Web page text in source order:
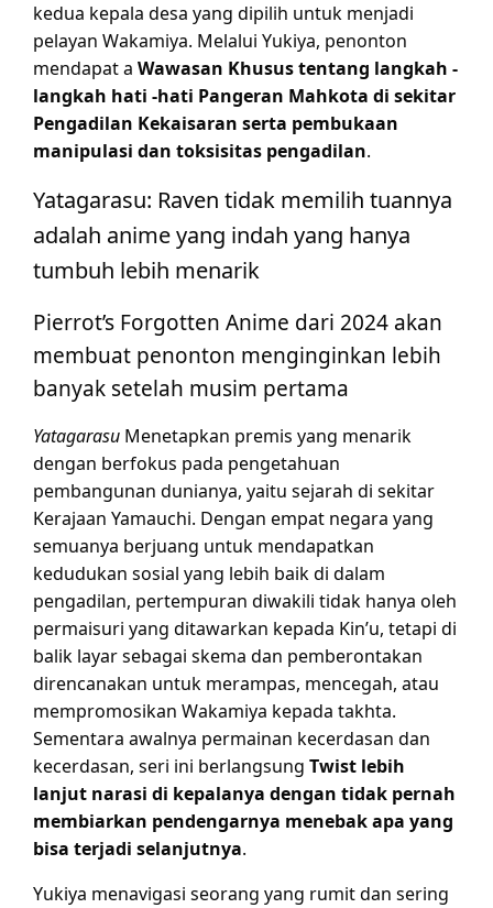
kedua kepala desa yang dipilih untuk menjadi
pelayan Wakamiya. Melalui Yukiya, penonton
mendapat a Wawasan Khusus tentang langkah -
langkah hati -hati Pangeran Mahkota di sekitar
Pengadilan Kekaisaran serta pembukaan
manipulasi dan toksisitas pengadilan.
Yatagarasu: Raven tidak memilih tuannya
adalah anime yang indah yang hanya
tumbuh lebih menarik
Pierrot’s Forgotten Anime dari 2024 akan
membuat penonton menginginkan lebih
banyak setelah musim pertama
Yatagarasu Menetapkan premis yang menarik
dengan berfokus pada pengetahuan
pembangunan dunianya, yaitu sejarah di sekitar
Kerajaan Yamauchi. Dengan empat negara yang
semuanya berjuang untuk mendapatkan
kedudukan sosial yang lebih baik di dalam
pengadilan, pertempuran diwakili tidak hanya oleh
permaisuri yang ditawarkan kepada Kin’u, tetapi di
balik layar sebagai skema dan pemberontakan
direncanakan untuk merampas, mencegah, atau
mempromosikan Wakamiya kepada takhta.
Sementara awalnya permainan kecerdasan dan
kecerdasan, seri ini berlangsung Twist lebih
lanjut narasi di kepalanya dengan tidak pernah
membiarkan pendengarnya menebak apa yang
bisa terjadi selanjutnya.
Yukiya menavigasi seorang yang rumit dan sering